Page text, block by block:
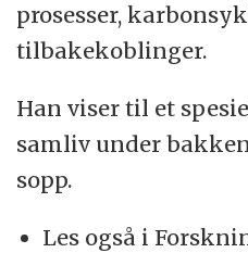
prosesser,
tilbakekoblinger.
Han viser til et
samliv under
sopp.
Les også i